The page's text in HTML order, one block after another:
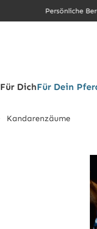
Persönliche
Für DichFür Dein
Kandarenzäume